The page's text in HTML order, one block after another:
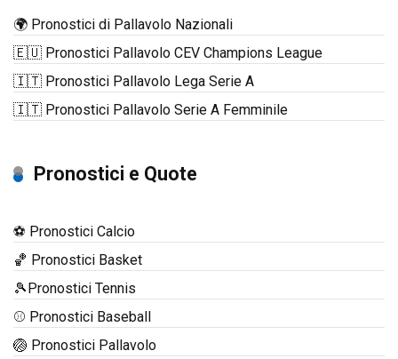
🌍 Pronostici di Pallavolo Nazionali
🇪🇺 Pronostici Pallavolo CEV Champions League
🇮🇹 Pronostici Pallavolo Lega Serie A
🇮🇹 Pronostici Pallavolo Serie A Femminile
Pronostici e Quote
⚽ Pronostici Calcio
🏀 Pronostici Basket
🎾Pronostici Tennis
⚾ Pronostici Baseball
🏐 Pronostici Pallavolo